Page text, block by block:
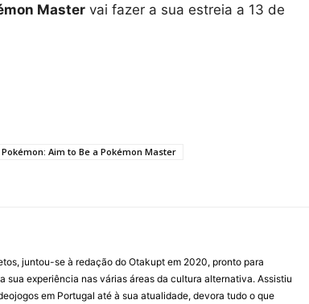
Master vai fazer a sua estreia a 13 de
Pokémon: Aim to Be a Pokémon Master
juntou-se à redação do Otakupt em 2020, pronto para
sua experiência nas várias áreas da cultura alternativa. Assistiu
em Portugal até à sua atualidade, devora tudo o que